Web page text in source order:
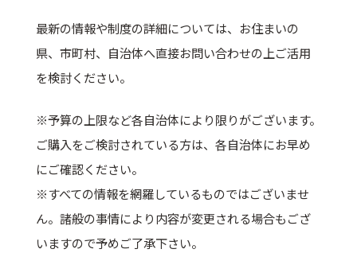
最新の情報や制度の詳細については、お住まいの
県、市町村、自治体へ直接お問い合わせの上ご活用
を検討ください。
※予算の上限など各自治体により限りがございます。
ご購入をご検討されている方は、各自治体にお早め
にご確認ください。
※すべての情報を網羅しているものではございませ
ん。諸般の事情により内容が変更される場合もござ
いますので予めご了承下さい。